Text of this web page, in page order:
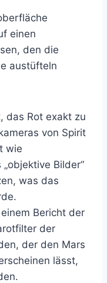
einen
den die
austüfteln
das Rot exakt zu
von Spirit
wie
Bilder“
was das
Bericht der
der
der den Mars
lässt,